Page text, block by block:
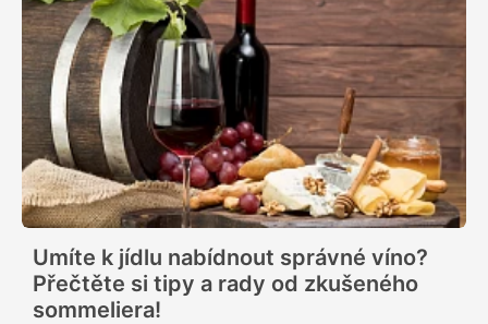
Umíte k jídlu nabídnout správné víno?
Přečtěte si tipy a rady od zkušeného
sommeliera!